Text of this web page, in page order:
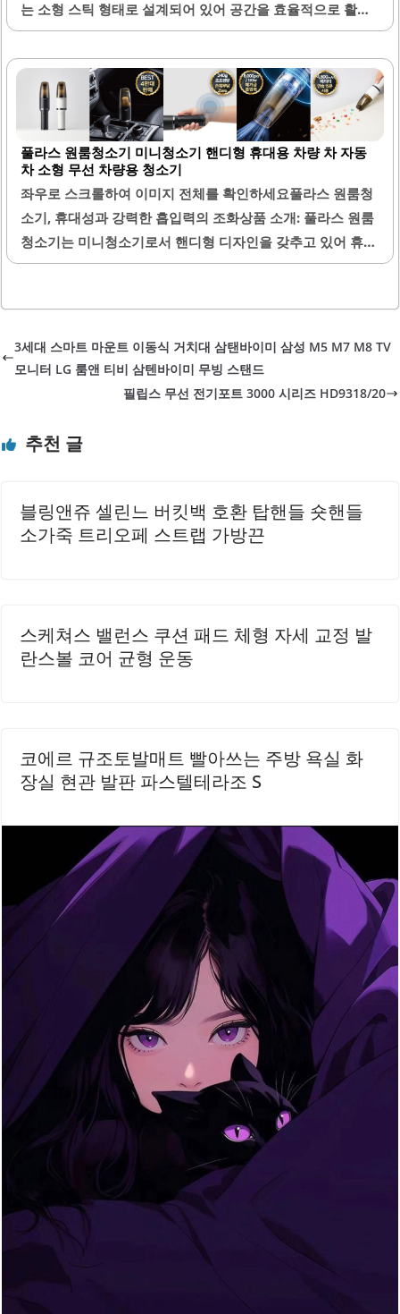
정용뿐만 아니라 사무실이나 차량에서도 유용하게 사용할 수
있습니다. 가격 대비 성능이 우수하여 경제적인 선택이 될 수
있습니다. 디자인 또한 세련되어 인테리어와 잘 어울리며,..
는 소형 스틱 형태로 설계되어 있어 공간을 효율적으로 활용
할 수 있습니다. 이 제품은 뛰어난 흡입력을 자랑하여, 강아지
털과 같은 미세한 먼지까지 깔끔하게 제거할 수 있습니다. 유
선 방식으로 전원이 공급되기 때문에 배터리 걱정 없이 지속
적으로 사용할 수 있으며, 사용 중 충전이 필요하지 않습니다.
가벼운 무게로 인해 손쉽게 다룰 수 있으며, 청소 후 보관도
용이합니다. 먼지통의 용량이 적당하여 여러 번 사용 후에도
비워야 하는 번거로움이 줄어듭니다. 청소기의 구조가 간단
하여 해체 후 물로 세척하는 것이 용이합니다.소음이 다소 크
지만, 이는 흡입력과 성능을 고려할 때 충분히 수용할 수 있는
부분입니다. 제품의 디자인은 세련되어 다양한 인테리어와..
풀라스 원룸청소기 미니청소기 핸디형 휴대용 차량 차 자동
차 소형 무선 차량용 청소기
좌우로 스크롤하여 이미지 전체를 확인하세요풀라스 원룸청
소기, 휴대성과 강력한 흡입력의 조화상품 소개: 풀라스 원룸
청소기는 미니청소기로서 핸디형 디자인을 갖추고 있어 휴대
성과 편리함을 제공합니다. 소형 무선 차량용 청소기로 설계
다. 이 제품은 강력한 흡입력을 자랑하여 차량 매트에 떨어진
낙엽이나 작은 쓰레기들을 효과적으로 제거할 수 있습니다.
또한, 크기가 작아 좁은 공간에서도 사용이 용이하며, 원룸과
같은 작은 공간에서도 부피를 차지하지 않습니다. 필터는 두
습니다. 청소 후 필터를 물세척하여 재사용할 수 있어 경제적
라 집안의 다양한 장소에서도 활용할..
3세대 스마트 마운트 이동식 거치대 삼탠바이미 삼성 M5 M7 M8 TV
모니터 LG 룸앤 티비 삼텐바이미 무빙 스탠드
필립스 무선 전기포트 3000 시리즈 HD9318/20
추천 글
블링앤쥬 셀린느 버킷백 호환 탑핸들 숏핸들
소가죽 트리오페 스트랩 가방끈
스케쳐스 밸런스 쿠션 패드 체형 자세 교정 발
란스볼 코어 균형 운동
코에르 규조토발매트 빨아쓰는 주방 욕실 화
장실 현관 발판 파스텔테라조 S